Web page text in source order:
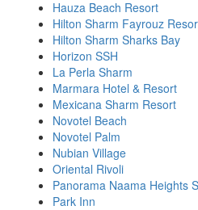
Hauza Beach Resort
Hilton Sharm Fayrouz
Hilton Sharm Sharks Bay
Horizon SSH
La Perla Sharm
Marmara Hotel & Resort
Mexicana Sharm Resort
Novotel Beach
Novotel Palm
Nubian Village
Oriental Rivoli
Panorama Naama Heights
Park Inn